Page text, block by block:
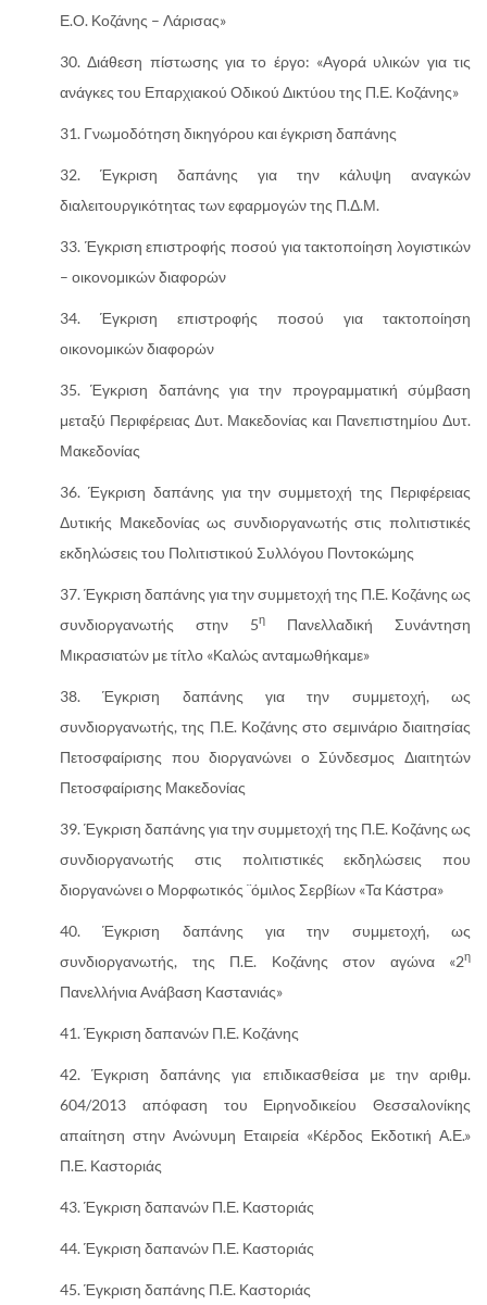
Ε.Ο. Κοζάνης – Λάρισας»
Διάθεση πίστωσης για το έργο: «Αγορά υλικών για τις
ανάγκες του Επαρχιακού Οδικού Δικτύου της Π.Ε. Κοζάνης»
Γνωμοδότηση δικηγόρου και έγκριση δαπάνης
Έγκριση δαπάνης για την κάλυψη αναγκών
διαλειτουργικότητας των εφαρμογών της Π.Δ.Μ.
Έγκριση επιστροφής ποσού για τακτοποίηση λογιστικών
– οικονομικών διαφορών
Έγκριση επιστροφής ποσού για τακτοποίηση
οικονομικών διαφορών
Έγκριση δαπάνης για την προγραμματική σύμβαση
μεταξύ Περιφέρειας Δυτ. Μακεδονίας και Πανεπιστημίου Δυτ.
Μακεδονίας
Έγκριση δαπάνης για την συμμετοχή της Περιφέρειας
Δυτικής Μακεδονίας ως συνδιοργανωτής στις πολιτιστικές
εκδηλώσεις του Πολιτιστικού Συλλόγου Ποντοκώμης
Έγκριση δαπάνης για την συμμετοχή της Π.Ε. Κοζάνης ως
συνδιοργανωτής στην 5η
Πανελλαδική Συνάντηση
Μικρασιατών με τίτλο «Καλώς ανταμωθήκαμε»
Έγκριση δαπάνης για την συμμετοχή, ως
συνδιοργανωτής, της Π.Ε. Κοζάνης στο σεμινάριο διαιτησίας
Πετοσφαίρισης που διοργανώνει ο Σύνδεσμος Διαιτητών
Πετοσφαίρισης Μακεδονίας
Έγκριση δαπάνης για την συμμετοχή της Π.Ε. Κοζάνης ως
συνδιοργανωτής στις πολιτιστικές εκδηλώσεις που
διοργανώνει ο Μορφωτικός ¨όμιλος Σερβίων «Τα Κάστρα»
Έγκριση δαπάνης για την συμμετοχή, ως
συνδιοργανωτής, της Π.Ε. Κοζάνης στον αγώνα «2η
Πανελλήνια Ανάβαση Καστανιάς»
Έγκριση δαπανών Π.Ε. Κοζάνης
Έγκριση δαπάνης για επιδικασθείσα με την αριθμ.
604/2013 απόφαση του Ειρηνοδικείου Θεσσαλονίκης
απαίτηση στην Ανώνυμη Εταιρεία «Κέρδος Εκδοτική Α.Ε.»
Π.Ε. Καστοριάς
Έγκριση δαπανών Π.Ε. Καστοριάς
Έγκριση δαπανών Π.Ε. Καστοριάς
Έγκριση δαπάνης Π.Ε. Καστοριάς